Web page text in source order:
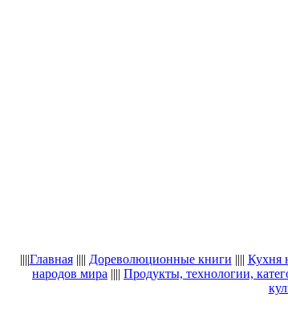
||||Главная|||| Дореволюционные книги |||| Кухня
народов мира |||| Продукты, технологии,